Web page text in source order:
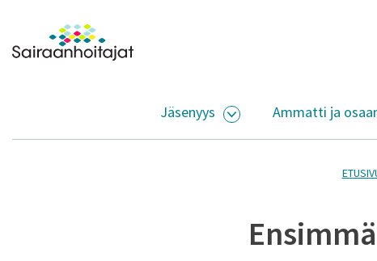
Siirry sisältöön
Etusivulle
Jäsenyys
AVAA ALASIVUJEN
Ammatti ja